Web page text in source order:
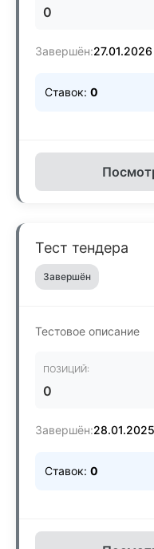
0
Завершён:
Ставок: 0
Тест тендера
Завершён
Тестовое описание
ПОЗИЦИЙ:
0
Завершён:
Ставок: 0